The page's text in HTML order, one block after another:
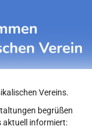
Vereins.
begrüßen
aktuell informiert: